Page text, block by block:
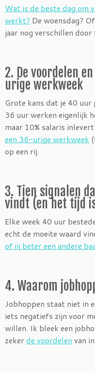
Wat is de beste dag om
werkt? De woensdag?
jaar nog verschillen door
2. De voordelen
urige werkweek
Grote kans dat je 40
36 uur werken eigenlijk
maar 10% salaris
een 36-urige werkweek
op een rij.
3. Tien signalen
vindt (en het tijd
Elke week 40 uur
echt de moeite waard
of jij beter een andere
4. Waarom
Jobhoppen staat niet in
iets negatiefs zijn voor
willen. Ik bleek een
zekerde voordelen van